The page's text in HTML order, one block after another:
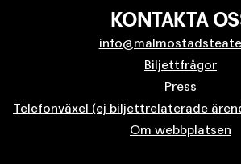
KONTAKTA
Biljettfrågor
Press
Telefonväxel (ej biljettrelaterade
Om webbplatsen